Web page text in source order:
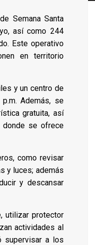
Semana Santa
así como 244
Este operativo
en territorio
y un centro de
Además, se
gratuita, así
donde se ofrece
como revisar
y luces; además
y descansar
utilizar protector
actividades al
supervisar a los